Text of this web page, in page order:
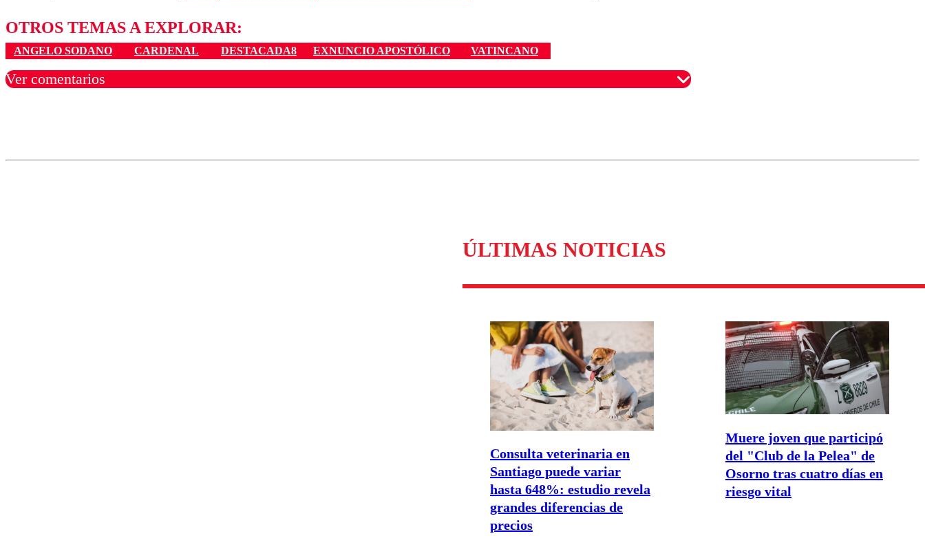
OTROS TEMAS A EXPLORAR:
ANGELO SODANO CARDENAL DESTACADA8 EXNUNCIO APOSTÓLICO VATINCANO
Ver comentarios
ÚLTIMAS NOTICIAS
Consulta veterinaria en
Santiago puede variar
hasta 648%: estudio revela
grandes diferencias de
precios
Muere joven que participó
del "Club de la Pelea" de
Osorno tras cuatro días en
riesgo vital